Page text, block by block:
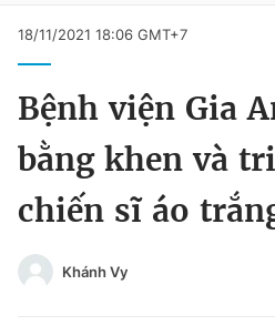
Chuyên mục
Chuyên mục khác
Đổi mật khẩu
Tin đã lưu
Tin đã xem
Đăng xuất
18/11/2021 18:06 GMT+7
Bệnh viện Gia
bằng khen và
chiến sĩ áo
Khánh Vy